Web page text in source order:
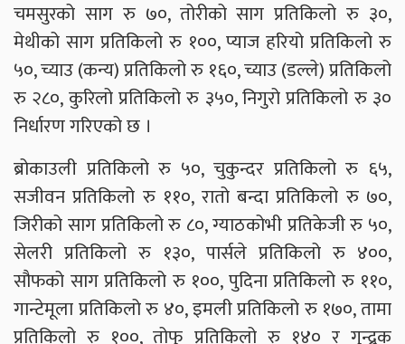
चमसुरको साग रु ७०, तोरीको साग प्रतिकिलो रु ३०,
मेथीको साग प्रतिकिलो रु १००, प्याज हरियो प्रतिकिलो रु
५०, च्याउ (कन्य) प्रतिकिलो रु १६०, च्याउ (डल्ले) प्रतिकिलो
रु २८०, कुरिलो प्रतिकिलो रु ३५०, निगुरो प्रतिकिलो रु ३०
निर्धारण गरिएको छ ।
ब्रोकाउली प्रतिकिलो रु ५०, चुकुन्दर प्रतिकिलो रु ६५,
सजीवन प्रतिकिलो रु ११०, रातो बन्दा प्रतिकिलो रु ७०,
जिरीको साग प्रतिकिलो रु ८०, ग्याठकोभी प्रतिकेजी रु ५०,
सेलरी प्रतिकिलो रु १३०, पार्सले प्रतिकिलो रु ४००,
सौफको साग प्रतिकिलो रु १००, पुदिना प्रतिकिलो रु ११०,
गान्टेमूला प्रतिकिलो रु ४०, इमली प्रतिकिलो रु १७०, तामा
प्रतिकिलो रु १००, तोफु प्रतिकिलो रु १४० र गुन्द्रुक